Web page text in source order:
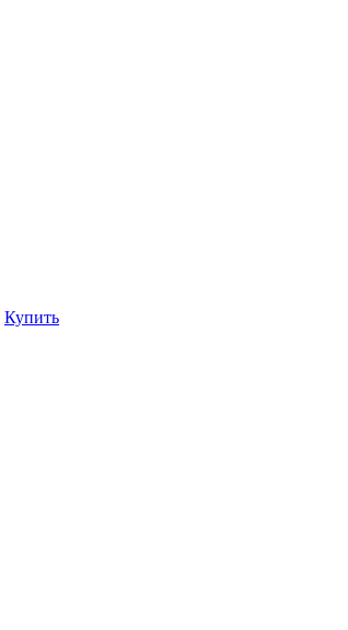
Купить